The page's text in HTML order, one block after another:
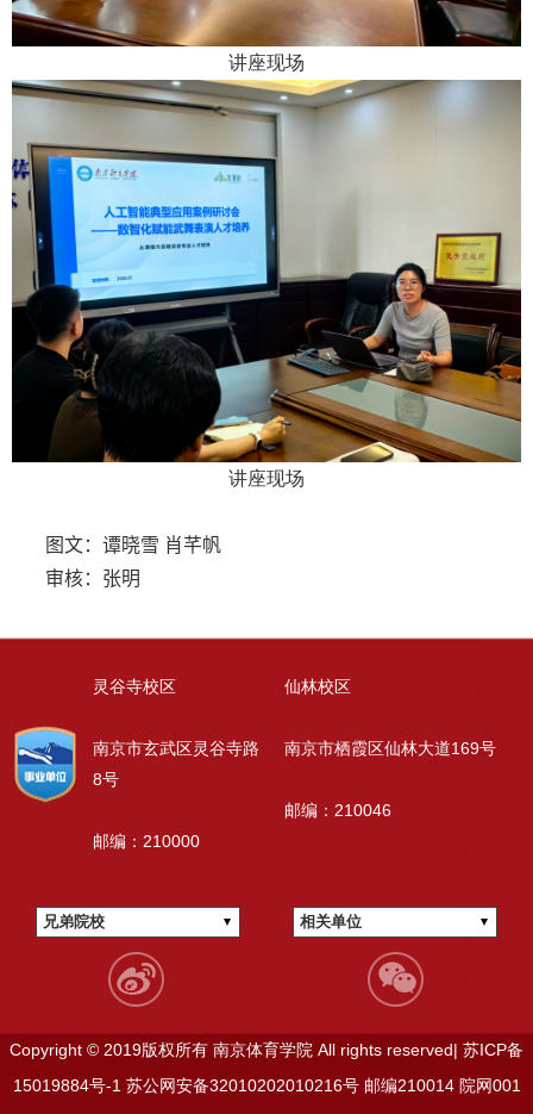
讲座现场
讲座现场
图文：谭晓雪 肖芊帆
审核：张明
灵谷寺校区
南京市玄武区灵谷寺路
8号
邮编：210000
仙林校区
南京市栖霞区仙林大道169号
邮编：210046
兄弟院校 相关单位
Copyright © 2019版权所有 南京体育学院 All rights reserved| 苏ICP备
15019884号-1苏公网安备32010202010216号邮编210014院网001